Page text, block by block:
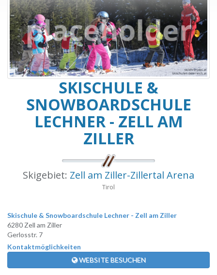
SKISCHULE &
SNOWBOARDSCHULE
LECHNER - ZELL AM
ZILLER
Skigebiet: Zell am Ziller-Zillertal Arena
Tirol
Skischule & Snowboardschule Lechner - Zell am Ziller
6280 Zell am Ziller
Gerlosstr. 7
Kontaktmöglichkeiten
WEBSITE BESUCHEN